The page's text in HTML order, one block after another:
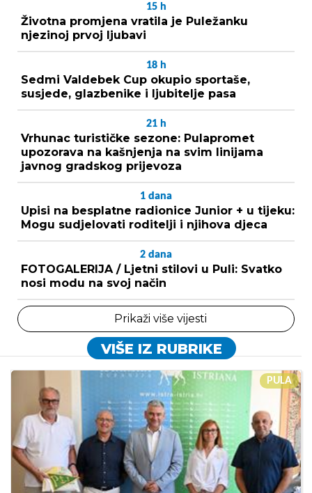
15 h
Životna promjena vratila je Puležanku
njezinoj prvoj ljubavi
18 h
Sedmi Valdebek Cup okupio sportaše,
susjede, glazbenike i ljubitelje pasa
21 h
Vrhunac turističke sezone: Pulapromet
upozorava na kašnjenja na svim linijama
javnog gradskog prijevoza
1 dana
Upisi na besplatne radionice Junior + u tijeku:
Mogu sudjelovati roditelji i njihova djeca
2 dana
FOTOGALERIJA / Ljetni stilovi u Puli: Svatko
nosi modu na svoj način
Prikaži više vijesti
VIŠE IZ RUBRIKE
PULA